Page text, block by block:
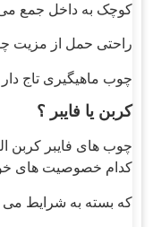
کوچک به داخل جمع
راحتی حمل از مزیت
چوب ماهیگیری تاج دار
کربن یا فایبر ؟
چوب های فایبر کربن
کدام خصوصیت های
که بسته به شرایط می